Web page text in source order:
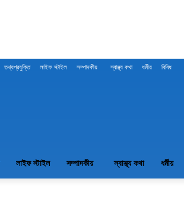
তথ্যপ্রযুক্তি লাইফ স্টাইল সম্পাদকীয় স্বাস্থ্য কথা ধর্মীয় বিবিধ
লাইফ স্টাইল সম্পাদকীয় স্বাস্থ্য কথা ধর্মীয়